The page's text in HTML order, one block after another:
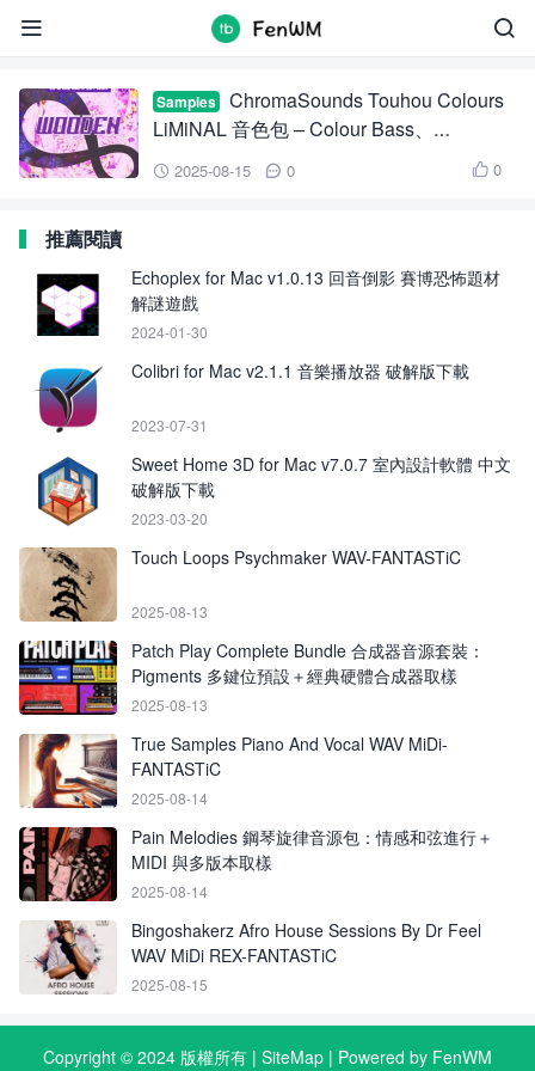

 ChromaSounds Touhou Colours LiMiNAL
Samples
ChromaSounds Touhou Colours
LiMiNAL 音色包 – Colour Bass、
Dubstep、Hardcore 製作必備多格式素材
集
 2025-08-15  0  0
推薦閱讀
Echoplex for Mac v1.0.13 回音倒影 賽博恐怖題材
解謎遊戲
2024-01-30
Colibri for Mac v2.1.1 音樂播放器 破解版下載
2023-07-31
Sweet Home 3D for Mac v7.0.7 室內設計軟體 中文
破解版下載
2023-03-20
Touch Loops Psychmaker WAV-FANTASTiC
2025-08-13
Patch Play Complete Bundle 合成器音源套裝：
Pigments 多鍵位預設＋經典硬體合成器取樣
2025-08-13
True Samples Piano And Vocal WAV MiDi-
FANTASTiC
2025-08-14
Pain Melodies 鋼琴旋律音源包：情感和弦進行＋
MIDI 與多版本取樣
2025-08-14
Bingoshakerz Afro House Sessions By Dr Feel
WAV MiDi REX-FANTASTiC
2025-08-15
Copyright © 2024 版權所有 | SiteMap | Powered by FenWM